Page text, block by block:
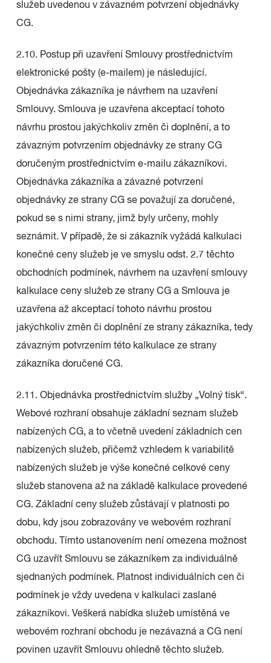
služeb uvedenou v závazném potvrzení objednávky
CG.
2.10. Postup při uzavření Smlouvy prostřednictvím
elektronické pošty (e-mailem) je následující.
Objednávka zákazníka je návrhem na uzavření
Smlouvy. Smlouva je uzavřena akceptací tohoto
návrhu prostou jakýchkoliv změn či doplnění, a to
závazným potvrzením objednávky ze strany CG
doručeným prostřednictvím e-mailu zákazníkovi.
Objednávka zákazníka a závazné potvrzení
objednávky ze strany CG se považují za doručené,
pokud se s nimi strany, jimž byly určeny, mohly
seznámit. V případě, že si zákazník vyžádá kalkulaci
konečné ceny služeb je ve smyslu odst. 2.7 těchto
obchodních podmínek, návrhem na uzavření smlouvy
kalkulace ceny služeb ze strany CG a Smlouva je
uzavřena až akceptací tohoto návrhu prostou
jakýchkoliv změn či doplnění ze strany zákazníka, tedy
závazným potvrzením této kalkulace ze strany
zákazníka doručené CG.
2.11. Objednávka prostřednictvím služby „Volný tisk“.
Webové rozhraní obsahuje základní seznam služeb
nabízených CG, a to včetně uvedení základních cen
nabízených služeb, přičemž vzhledem k variabilitě
nabízených služeb je výše konečné celkové ceny
služeb stanovena až na základě kalkulace provedené
CG. Základní ceny služeb zůstávají v platnosti po
dobu, kdy jsou zobrazovány ve webovém rozhraní
obchodu. Tímto ustanovením není omezena možnost
CG uzavřít Smlouvu se zákazníkem za individuálně
sjednaných podmínek. Platnost individuálních cen či
podmínek je vždy uvedena v kalkulaci zaslané
zákazníkovi. Veškerá nabídka služeb umístěná ve
webovém rozhraní obchodu je nezávazná a CG není
povinen uzavřít Smlouvu ohledně těchto služeb.